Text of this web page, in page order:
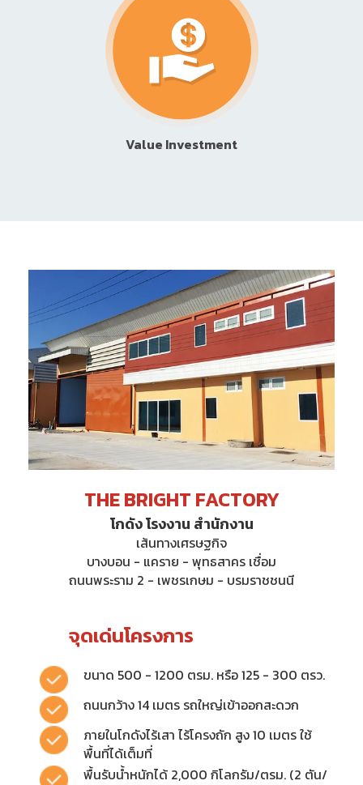
Value Investment
THE BRIGHT FACTORY
โกดัง โรงงาน สำนักงาน
เส้นทางเศรษฐกิจ
บางบอน - แคราย - พุทธสาคร เชื่อม
ถนนพระราม 2 - เพชรเกษม - บรมราชชนนี
จุดเด่นโครงการ
ขนาด 500 - 1200 ตรม. หรือ 125 - 300 ตรว.
ถนนกว้าง 14 เมตร รถใหญ่เข้าออกสะดวก
ภายในโกดังไร้เสา ไร้โครงถัก สูง 10 เมตร ใช้
พื้นที่ได้เต็มที่
พื้นรับน้ำหนักได้ 2,000 กิโลกรัม/ตรม. (2 ตัน/